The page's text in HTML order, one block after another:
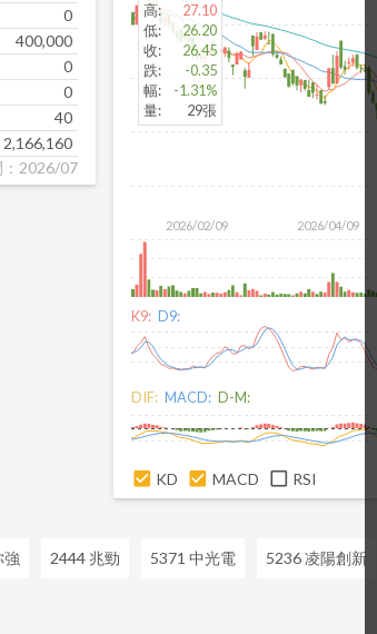
0
400,000
0
0
40
2,166,160
：2026/07
2026/02/09 2026/04/09
高:
27.10
低:
26.20
收:
26.45
跌:
-0.35
幅:
-1.31%
量: 29張
K9: D9:
DIF: MACD: D-M:
KD MACD RSI
強 2444 兆勁 5371 中光電 5236 凌陽創新